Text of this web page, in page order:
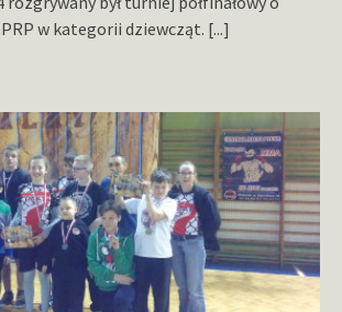
w kategorii dziewcząt. [...]